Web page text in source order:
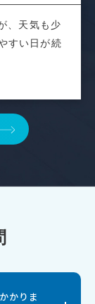
、天気も少
すい日が続
かりま